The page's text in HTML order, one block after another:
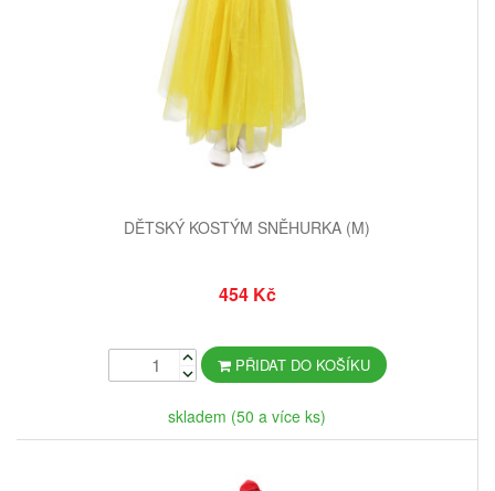
DĚTSKÝ KOSTÝM SNĚHURKA (M)
454 Kč
PŘIDAT DO KOŠÍKU
skladem (50 a více ks)